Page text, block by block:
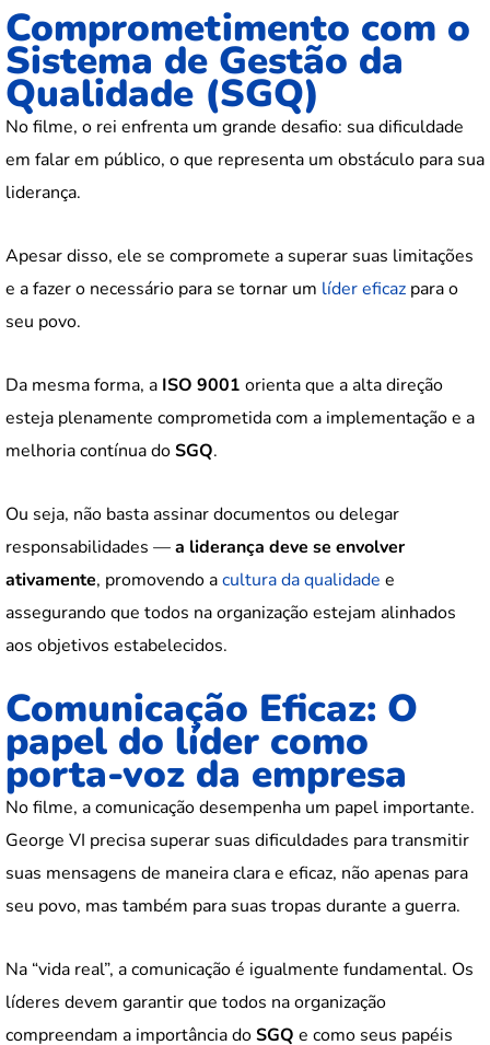
Comprometimento com o
Sistema de Gestão da
Qualidade (SGQ)
No filme, o rei enfrenta um grande desafio: sua dificuldade
em falar em público, o que representa um obstáculo para sua
liderança.
Apesar disso, ele se compromete a superar suas limitações
e a fazer o necessário para se tornar um líder eficaz para o
seu povo.
Da mesma forma, a ISO 9001 orienta que a alta direção
esteja plenamente comprometida com a implementação e a
melhoria contínua doSGQ.
Ou seja, não basta assinar documentos ou delegar
responsabilidades —a liderança deve se envolver
ativamente, promovendo acultura da qualidade e
assegurando que todos na organização estejam alinhados
aos objetivos estabelecidos.
Comunicação Eficaz: O
papel do líder como
porta-voz da empresa
No filme, a comunicação desempenha um papel importante.
George VI precisa superar suas dificuldades para transmitir
suas mensagens de maneira clara e eficaz, não apenas para
seu povo, mas também para suas tropas durante a guerra.
Na “vida real”, a comunicação é igualmente fundamental. Os
líderes devem garantir que todos na organização
compreendam a importância doSGQ e como seus papéis